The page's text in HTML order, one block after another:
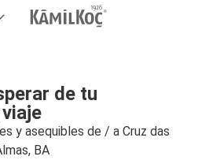
de tu
viaje
y asequibles de / a Cruz das
BA